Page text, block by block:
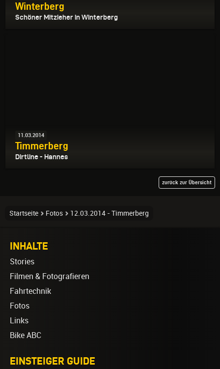
Winterberg
Schöner Mitzieher in Winterberg
11.03.2014
Timmerberg
Dirtline - Hannes
zurück zur Übersicht
Startseite Fotos 12.03.2014 - Timmerberg
INHALTE
Stories
Filmen & Fotografieren
Fahrtechnik
Fotos
Links
Bike ABC
EINSTEIGER GUIDE